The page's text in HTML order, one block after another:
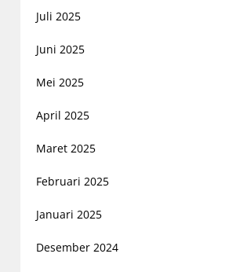
Juli 2025
Juni 2025
Mei 2025
April 2025
Maret 2025
Februari 2025
Januari 2025
Desember 2024